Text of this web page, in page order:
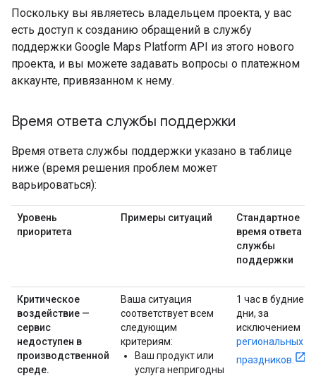
Поскольку вы являетесь владельцем проекта, у вас
есть доступ к созданию обращений в службу
поддержки Google Maps Platform API из этого нового
проекта, и вы можете задавать вопросы о платежном
аккаунте, привязанном к нему.
Время ответа службы поддержки
Время ответа службы поддержки указано в таблице
ниже (время решения проблем может
варьироваться):
Уровень
приоритета
Примеры ситуаций
Стандартное
время ответа
службы
поддержки
Критическое
воздействие —
сервис
недоступен в
производственной
среде.
Ваша ситуация
соответствует всем
следующим
критериям:
Ваш продукт или
услуга непригодны
1 час в будние
дни, за
исключением
региональных
праздников.